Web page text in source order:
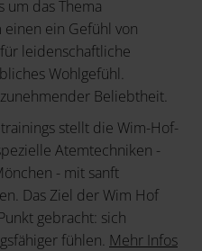
um das Thema
einen ein Gefühl von
leidenschaftliche
Wohlgefühl.
Beliebtheit.
stellt die Wim-Hof-
Atemtechniken -
- mit sanft
Das Ziel der Wim Hof
gebracht: sich
fühlen. Mehr Infos